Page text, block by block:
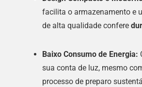
facilita o armazenamento e
de alta qualidade confere
Baixo Consumo de Energia:
sua conta de luz, mesmo
processo de preparo